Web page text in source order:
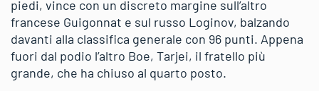
piedi, vince con un discreto margine sull’altro
francese Guigonnat e sul russo Loginov, balzando
davanti alla classifica generale con 96 punti. Appena
fuori dal podio l’altro Boe, Tarjei, il fratello più
grande, che ha chiuso al quarto posto.